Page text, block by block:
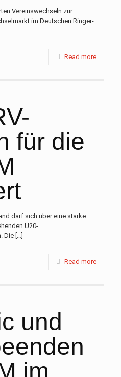
Vereinswechseln zur
im Deutschen Ringer-
Read more
für die
darf sich über eine starke
U20-
Die […]
Read more
und
im